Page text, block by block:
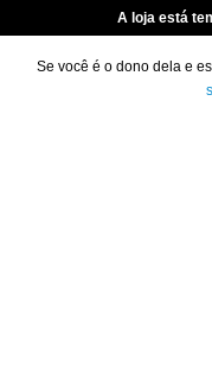
A loja está
Se você é o dono dela e